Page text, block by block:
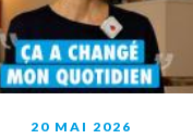
20 MAI 2026